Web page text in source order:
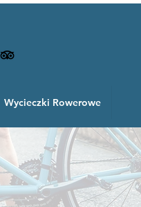
Wycieczki Rowerowe